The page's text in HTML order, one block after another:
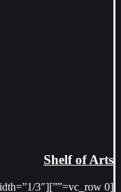
Shelf of Arts